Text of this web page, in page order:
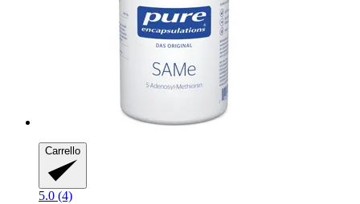
Carrello
5.0 (4)